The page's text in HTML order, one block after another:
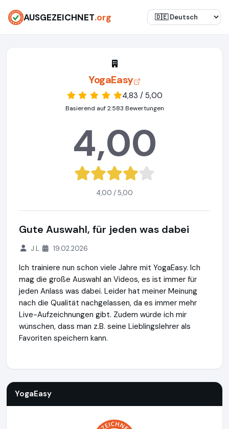
AUSGEZEICHNET.org
YogaEasy
4,83 / 5,00
Basierend auf 2.583 Bewertungen
4,00
4,00 / 5,00
Gute Auswahl, für jeden was dabei
J.L. 19.02.2026
Ich trainiere nun schon viele Jahre mit YogaEasy. Ich
mag die große Auswahl an Videos, es ist immer für
jeden Anlass was dabei. Leider hat meiner Meinung
nach die Qualität nachgelassen, da es immer mehr
Live-Aufzeichnungen gibt. Zudem würde ich mir
wünschen, dass man z.B. seine Lieblingslehrer als
Favoriten speichern kann.
YogaEasy